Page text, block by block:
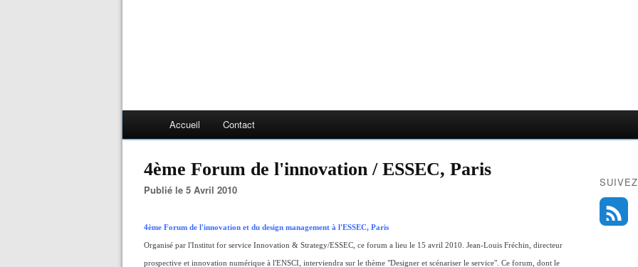
Accueil Contact
4ème Forum de l'innovation / ESSEC, Paris
Publié le 5 Avril 2010
4ème Forum de l'innovation et du design management à l'ESSEC, Paris
Organisé par l'Institut for service Innovation & Strategy/ESSEC, ce forum a lieu le 15 avril 2010. Jean-Louis Fréchin, directeur
prospective et innovation numérique à l'ENSCI, interviendra sur le thème "Designer et scénariser le service". Ce forum, dont le